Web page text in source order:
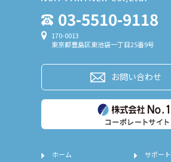
03-5510-9118
170-0013
東京都豊島区東池袋一丁目25番9号
お問い合わせ
ホーム サポート